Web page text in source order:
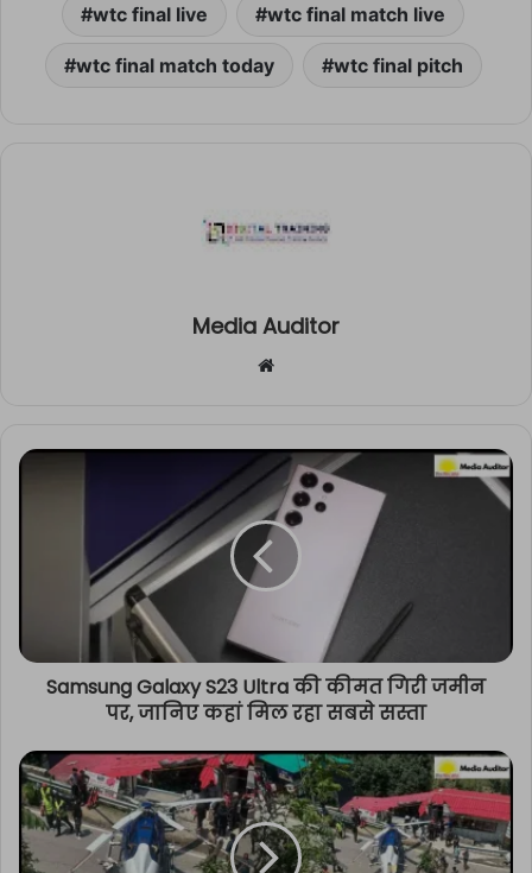
wtc final live wtc final match live
wtc final match today wtc final pitch
Media Auditor
Website
Samsung Galaxy S23 Ultra की कीमत गिरी जमीन
पर, जानिए कहां मिल रहा सबसे सस्ता